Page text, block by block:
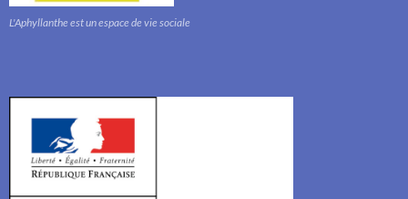
L'Aphyllanthe est un espace de vie sociale